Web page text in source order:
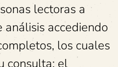
lectoras a
accediendo
los cuales
consulta: el